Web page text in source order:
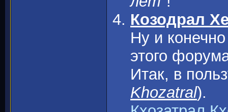
Козодрал
Ну и
этого
Итак, в
Khozatral).